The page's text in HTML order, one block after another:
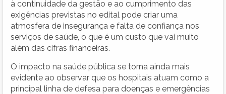
à continuidade da gestão e ao cumprimento das
exigências previstas no edital pode criar uma
atmosfera de insegurança e falta de confiança nos
serviços de saúde, o que é um custo que vai muito
além das cifras financeiras.
O impacto na saúde pública se torna ainda mais
evidente ao observar que os hospitais atuam como a
principal linha de defesa para doenças e emergências